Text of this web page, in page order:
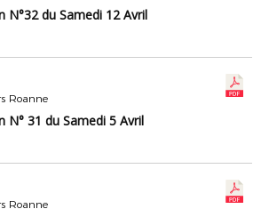
du Samedi 12 Avril
Roanne
31 du Samedi 5 Avril
Roanne